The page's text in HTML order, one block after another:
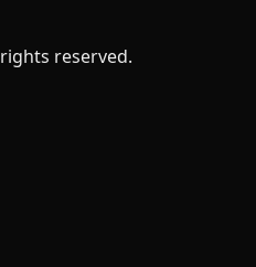
reserved.